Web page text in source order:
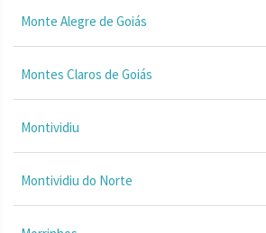
Monte Alegre de Goiás
Montes Claros de Goiás
Montividiu
Montividiu do Norte